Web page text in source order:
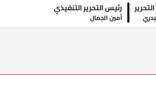
رئيس التحرير التنفيذي
أمين الجمال